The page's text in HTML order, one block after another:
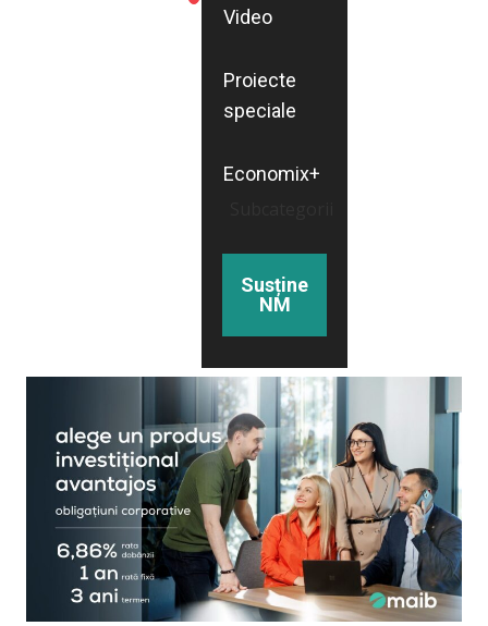
Video
Proiecte
speciale
Economix+
Susține
NM